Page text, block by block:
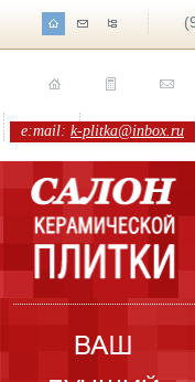
e:mail: k-plitka@inbox.ru